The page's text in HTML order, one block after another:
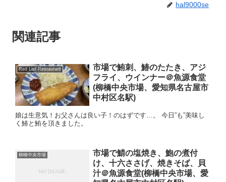
hal9000se
関連記事
Red List Restaurant
市場で鮪刺、鰆のたたき、アジ
フライ、ウインナー＠魚源食堂
(柳橋中央市場、愛知県名古屋市
中村区名駅)
娘は生意気！お父さんは良い子！のはずです…。 今日”も”美味し
く鰆と鮪を頂きました。
柳橋中央市場
市場で鯖の塩焼き、鮑の煮付
け、十六ささげ、焼きそば、貝
汁＠魚源食堂(柳橋中央市場、愛